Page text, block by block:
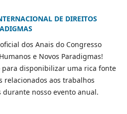
DE DIREITOS
dos Anais do Congresso
e Novos Paradigmas!
para disponibilizar uma rica fonte
relacionados aos trabalhos
nosso evento anual.